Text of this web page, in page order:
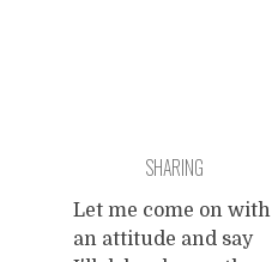
SHARING
Let me come on with
an attitude and say